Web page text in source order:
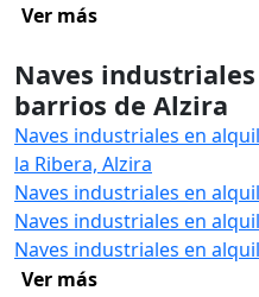
Ver más
Naves
barrios de Alzira
Naves industriales en
la Ribera, Alzira
Naves industriales en
Naves industriales en
Naves industriales en
Ver más